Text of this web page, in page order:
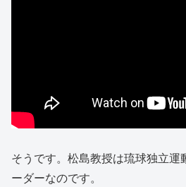
そうです。松島教授は琉球独立運
ーダーなのです。